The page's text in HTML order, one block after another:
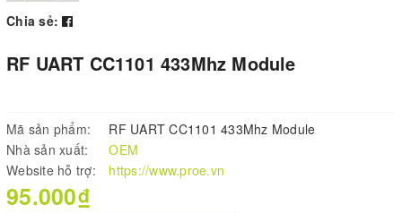
Chia sẻ:
RF UART CC1101 433Mhz Module
Mã sản phẩm:
RF UART CC1101 433Mhz Module
Nhà sản xuất:
OEM
Website hỗ trợ:
https://www.proe.vn
95.000₫